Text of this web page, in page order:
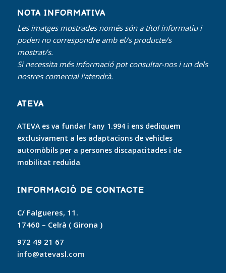
NOTA INFORMATIVA
Les imatges mostrades només són a títol informatiu i
poden no correspondre amb el/s producte/s
mostrat/s.
Si necessita més informació pot consultar-nos i un dels
nostres comercial l'atendrà.
ATEVA
ATEVA es va fundar l’any 1.994 i ens dediquem
exclusivament a les adaptacions de vehicles
automòbils per a persones discapacitades i de
mobilitat reduïda.
INFORMACIÓ DE CONTACTE
C/ Falgueres, 11.
17460 – Celrà ( Girona )
972 49 21 67
info@atevasl.com